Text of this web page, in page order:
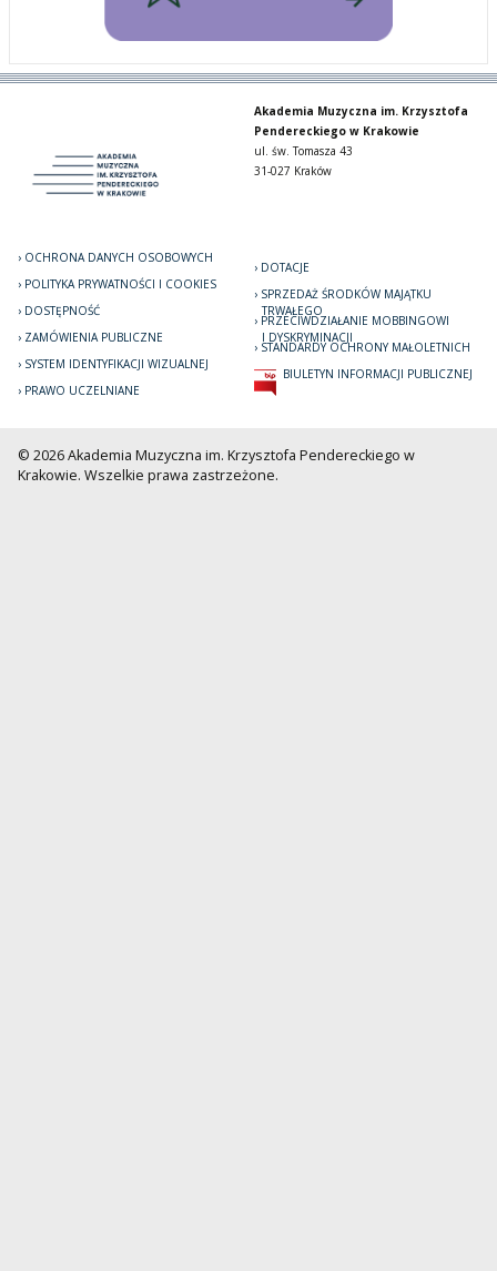
Akademia Muzyczna im. Krzysztofa
Pendereckiego w Krakowie
ul. św. Tomasza 43
31-027 Kraków
OCHRONA DANYCH OSOBOWYCH
POLITYKA PRYWATNOŚCI I COOKIES
DOSTĘPNOŚĆ
ZAMÓWIENIA PUBLICZNE
SYSTEM IDENTYFIKACJI WIZUALNEJ
PRAWO UCZELNIANE
DOTACJE
SPRZEDAŻ ŚRODKÓW MAJĄTKU
TRWAŁEGO
PRZECIWDZIAŁANIE MOBBINGOWI
I DYSKRYMINACJI
STANDARDY OCHRONY MAŁOLETNICH
BIULETYN INFORMACJI PUBLICZNEJ
© 2026 Akademia Muzyczna im. Krzysztofa Pendereckiego w
Krakowie. Wszelkie prawa zastrzeżone.